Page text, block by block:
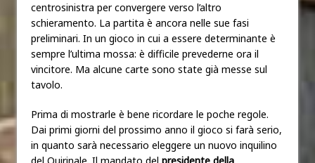
centrosinistra per convergere verso l’altro
schieramento. La partita è ancora nelle sue fasi
preliminari. In un gioco in cui a essere determinante è
sempre l’ultima mossa: è difficile prevederne ora il
vincitore. Ma alcune carte sono state già messe sul
tavolo.
Prima di mostrarle è bene ricordare le poche regole.
Dai primi giorni del prossimo anno il gioco si farà serio,
in quanto sarà necessario eleggere un nuovo inquilino